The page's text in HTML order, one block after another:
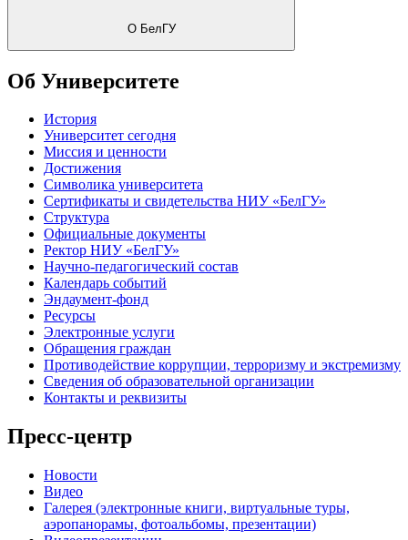
О БелГУ
Об Университете
История
Университет сегодня
Миссия и ценности
Достижения
Символика университета
Сертификаты и свидетельства НИУ «БелГУ»
Структура
Официальные документы
Ректор НИУ «БелГУ»
Научно-педагогический состав
Календарь событий
Эндаумент-фонд
Ресурсы
Электронные услуги
Обращения граждан
Противодействие коррупции, терроризму и экстремизму
Сведения об образовательной организации
Контакты и реквизиты
Пресс-центр
Новости
Видео
Галерея (электронные книги, виртуальные туры,
аэропанорамы, фотоальбомы, презентации)